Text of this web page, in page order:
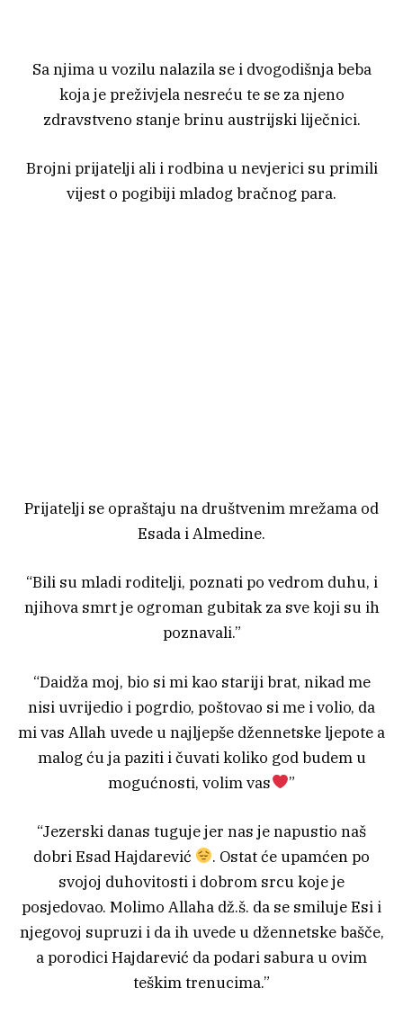
Sa njima u vozilu nalazila se i dvogodišnja beba
koja je preživjela nesreću te se za njeno
zdravstveno stanje brinu austrijski liječnici.
Brojni prijatelji ali i rodbina u nevjerici su primili
vijest o pogibiji mladog bračnog para.
Prijatelji se opraštaju na društvenim mrežama od
Esada i Almedine.
“Bili su mladi roditelji, poznati po vedrom duhu, i
njihova smrt je ogroman gubitak za sve koji su ih
poznavali.”
“Daidža moj, bio si mi kao stariji brat, nikad me
nisi uvrijedio i pogrdio, poštovao si me i volio, da
mi vas Allah uvede u najljepše džennetske ljepote a
malog ću ja paziti i čuvati koliko god budem u
mogućnosti, volim vas
”
“Jezerski danas tuguje jer nas je napustio naš
dobri Esad Hajdarević
. Ostat će upamćen po
svojoj duhovitosti i dobrom srcu koje je
posjedovao. Molimo Allaha dž.š. da se smiluje Esi i
njegovoj supruzi i da ih uvede u džennetske bašče,
a porodici Hajdarević da podari sabura u ovim
teškim trenucima.”